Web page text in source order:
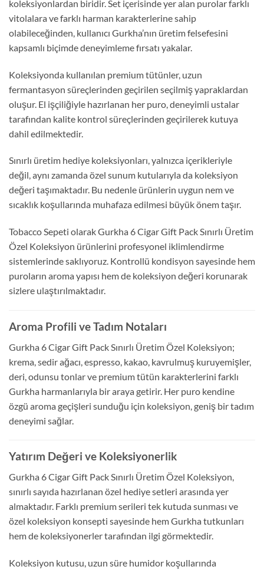
koleksiyonlardan biridir. Set içerisinde yer alan purolar farklı
vitolalara ve farklı harman karakterlerine sahip
olabileceğinden, kullanıcı Gurkha’nın üretim felsefesini
kapsamlı biçimde deneyimleme fırsatı yakalar.
Koleksiyonda kullanılan premium tütünler, uzun
fermantasyon süreçlerinden geçirilen seçilmiş yapraklardan
oluşur. El işçiliğiyle hazırlanan her puro, deneyimli ustalar
tarafından kalite kontrol süreçlerinden geçirilerek kutuya
dahil edilmektedir.
Sınırlı üretim hediye koleksiyonları, yalnızca içerikleriyle
değil, aynı zamanda özel sunum kutularıyla da koleksiyon
değeri taşımaktadır. Bu nedenle ürünlerin uygun nem ve
sıcaklık koşullarında muhafaza edilmesi büyük önem taşır.
Tobacco Sepeti olarak Gurkha 6 Cigar Gift Pack Sınırlı Üretim
Özel Koleksiyon ürünlerini profesyonel iklimlendirme
sistemlerinde saklıyoruz. Kontrollü kondisyon sayesinde hem
puroların aroma yapısı hem de koleksiyon değeri korunarak
sizlere ulaştırılmaktadır.
Aroma Profili ve Tadım Notaları
Gurkha 6 Cigar Gift Pack Sınırlı Üretim Özel Koleksiyon;
krema, sedir ağacı, espresso, kakao, kavrulmuş kuruyemişler,
deri, odunsu tonlar ve premium tütün karakterlerini farklı
Gurkha harmanlarıyla bir araya getirir. Her puro kendine
özgü aroma geçişleri sunduğu için koleksiyon, geniş bir tadım
deneyimi sağlar.
Yatırım Değeri ve Koleksiyonerlik
Gurkha 6 Cigar Gift Pack Sınırlı Üretim Özel Koleksiyon,
sınırlı sayıda hazırlanan özel hediye setleri arasında yer
almaktadır. Farklı premium serileri tek kutuda sunması ve
özel koleksiyon konsepti sayesinde hem Gurkha tutkunları
hem de koleksiyonerler tarafından ilgi görmektedir.
Koleksiyon kutusu, uzun süre humidor koşullarında